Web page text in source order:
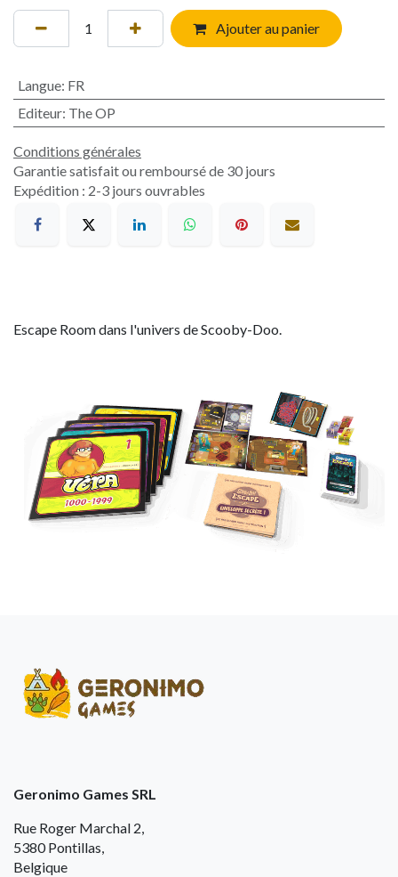
Ajouter au panier
Langue: FR
Editeur: The OP
Conditions générales
Garantie satisfait ou remboursé de 30 jours
Expédition : 2-3 jours ouvrables
Escape Room dans l'univers de Scooby-Doo.
Geronimo Games SRL
Rue Roger Marchal 2,
5380 Pontillas,
Belgique